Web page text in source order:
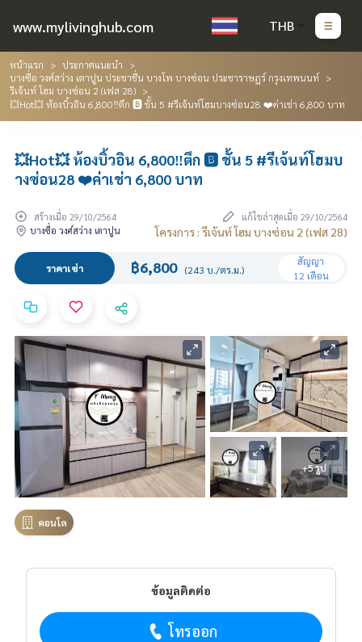
www.mylivinghub.com THB
หน้าแรก
ประกาศแนะนำ
บางซื่อ วงศ์สว่าง เตาปูน ประชาชื่น บางโพ บางซ่อน ประชาราษฎร์ กรุงเทพนนท์
รีเจ้นท์ โฮม บางซ่อน 2 (เฟส 28)
💥Hot💥 ห้องบิ้วอิน 6,800‼️ตึก 🅱️ ชั้น 5 #รีเจ้นท์โฮมบางซ่อน28 ❤️ค่าเช่า 6,800 บาท
💥Hot💥 ห้องบิ้วอิน 6,800‼️ตึก 🅱️ ชั้น 5 #รีเจ้นท์โฮมบ
างซ่อน28 ❤️ค่าเช่า 6,800 บาท
สร้างเมื่อ 29/10/2564
แก้ไขล่าสุดเมื่อ 29/10/2564
บางซื่อ วงศ์สว่าง เตาปูน
โครงการ : รีเจ้นท์ โฮม บางซ่อน 2 (เฟส 28)
ราคาเช่า ฿6,800 (243 บ./ตร.ม.)
สัญญา
12 เดือน
+5 รูป
คอนโด
ข้อมูลติดต่อ
โทรออก